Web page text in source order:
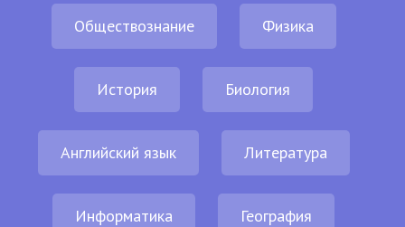
Обществознание Физика
История Биология
Английский язык Литература
Информатика География